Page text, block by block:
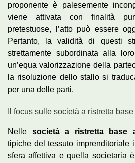
proponente è palesemente
viene attivata con finalità
pretestuose, l’atto può essere
Pertanto, la validità di questi
strettamente subordinata alla
un’equa valorizzazione della
la risoluzione dello stallo si
per una delle parti.
Il focus sulle società a ristretta
Nelle società a ristretta base
tipiche del tessuto imprenditoriale
sfera affettiva e quella societaria